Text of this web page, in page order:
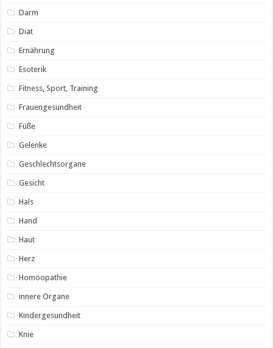
Darm
Diät
Ernährung
Esoterik
Fitness, Sport, Training
Frauengesundheit
Füße
Gelenke
Geschlechtsorgane
Gesicht
Hals
Hand
Haut
Herz
Homöopathie
innere Organe
Kindergesundheit
Knie